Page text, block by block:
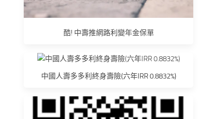
酷! 中壽推網路利變年金保單
中國人壽多多利終身壽險(六年IRR 0.8832%)